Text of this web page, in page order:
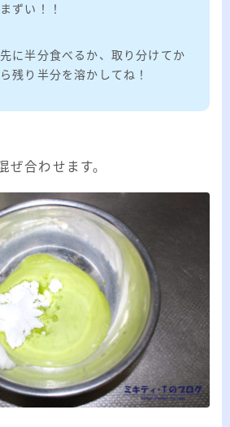
まずい！！
先に半分食べるか、取り分けてか
ら残り半分を溶かしてね！
ぜ合わせます。